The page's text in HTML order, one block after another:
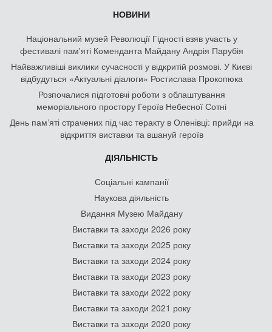
НОВИНИ
Національний музей Революції Гідності взяв участь у
фестивалі пам'яті Коменданта Майдану Андрія Парубія
Найважливіші виклики сучасності у відкритій розмові. У Києві
відбудуться «Актуальні діалоги» Ростислава Прокопюка
Розпочалися підготовчі роботи з облаштування
меморіального простору Героїв Небесної Сотні
День памʼяті страчених під час теракту в Оленівці: прийди на
відкриття виставки та вшануй героїв
ДІЯЛЬНІСТЬ
Соціальні кампанії
Наукова діяльність
Видання Музею Майдану
Виставки та заходи 2026 року
Виставки та заходи 2025 року
Виставки та заходи 2024 року
Виставки та заходи 2023 року
Виставки та заходи 2022 року
Виставки та заходи 2021 року
Виставки та заходи 2020 року